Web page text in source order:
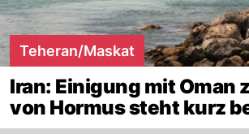
Teheran/Maskat
Iran: Einigung mit Oman
von Hormus steht kurz